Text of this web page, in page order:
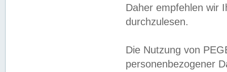
Daher empfehlen wir
durchzulesen.
Die Nutzung von
personenbezogener